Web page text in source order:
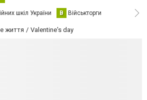
шкіл України В Військторги
життя Valentine's day